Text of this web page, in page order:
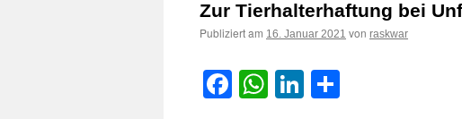
Zur Tierhalterhaftung bei
Publiziert am 16. Januar 2021 von raskwar
Facebook
WhatsApp
LinkedIn